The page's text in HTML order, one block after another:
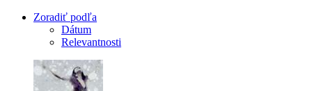
Zoradiť podľa
Dátum
Relevantnosti